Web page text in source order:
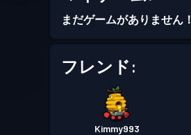
まだゲームがありません！
フレンド:
Kimmy993